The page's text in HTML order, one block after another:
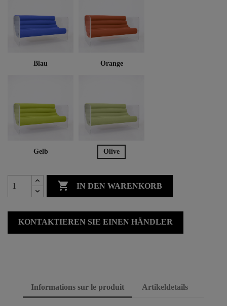
Blau Orange
Gelb Olive
 IN DEN WARENKORB
KONTAKTIEREN SIE EINEN HÄNDLER
Informations sur le produit Artikeldetails